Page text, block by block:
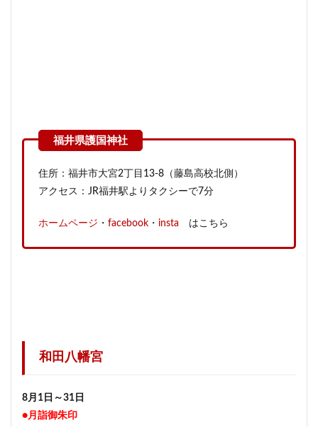
住所：福井市大宮2丁目13-8（藤島高校北側）
アクセス：JR福井駅よりタクシーで7分
ホームページ ・ facebook ・ insta はこちら
和田八幡宮
8月1日～31日
●月詣御朱印